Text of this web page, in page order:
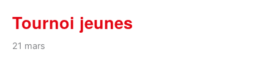
Tournoi jeunes
21 mars